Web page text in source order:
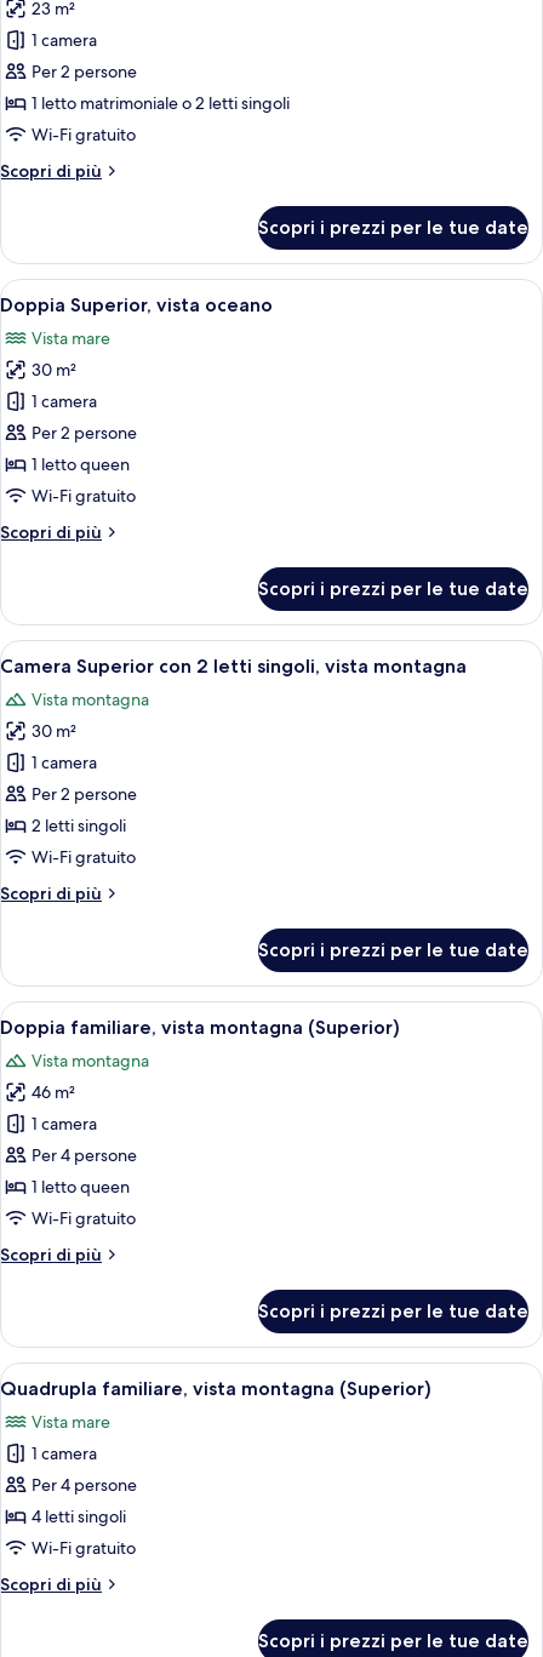
vista
montagna
(Two
Rooms
Family
foto
per
Camera
Basic
con
letto
matrimoniale
2
letti
singoli
(Randomly
assigned
upon
check-
in)
23 m²
1 camera
Per 2 persone
1 letto matrimoniale o 2 letti singoli
Wi-Fi gratuito
Scopri di più
Altri
Basic
con
letto
matrimoniale
o
2
letti
singoli
(Randomly
assigned
upon
check-
Scopri i prezzi per le tue date
Apri
tutte
le
foto
per
Doppia
Superior,
vista
oceano
Una camera d'hotel moderna con un
4
Doppia Superior, vista oceano
Vista mare
30 m²
1 camera
Per 2 persone
1 letto queen
Wi-Fi gratuito
Scopri di più
Altri
Superior,
vista
oceano
Scopri i prezzi per le tue date
Apri
tutte
le
foto
per
Camera
Superior
con
letti
montagna
Camera d'albergo moderna con
6
Camera Superior con 2 letti singoli, vista montagna
Vista montagna
30 m²
1 camera
Per 2 persone
2 letti singoli
Wi-Fi gratuito
Scopri di più
Altri
Superior
con
2
letti
singoli,
vista
montagna
Scopri i prezzi per le tue date
Apri
tutte
le
foto
per
Doppia
familiare,
vista
montagna
(Superior)
Una moderna camera d'albergo
6
Doppia familiare, vista montagna (Superior)
Vista montagna
46 m²
1 camera
Per 4 persone
1 letto queen
Wi-Fi gratuito
Scopri di più
Altri
familiare,
vista
montagna
(Superior)
Scopri i prezzi per le tue date
Apri
tutte
le
foto
per
Quadrupla
familiare,
montagna
Camera d'albergo moderna con
5
Quadrupla familiare, vista montagna (Superior)
Vista mare
1 camera
Per 4 persone
4 letti singoli
Wi-Fi gratuito
Scopri di più
Altri
Scopri i prezzi per le tue date